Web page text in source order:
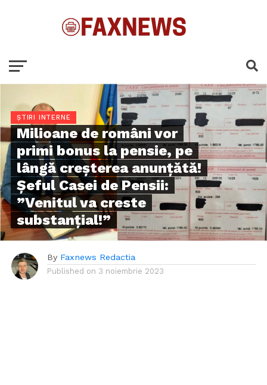
ȘTIRI INTERNE
Milioane de români vor
primi bonus la pensie, pe
lângă creșterea anunțătă!
Șeful Casei de Pensii:
”Venitul va creste
substanțial!”
By Faxnews Redactia
Published on 3 noiembrie 2023